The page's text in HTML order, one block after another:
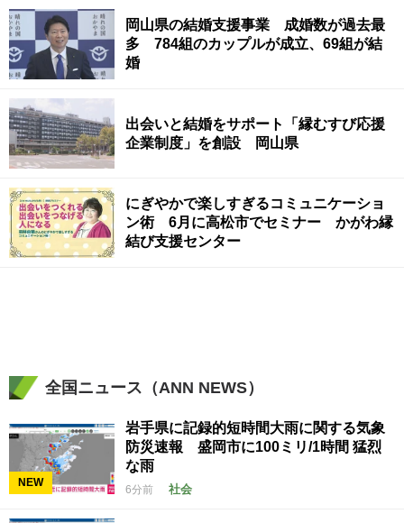
岡山県の結婚支援事業 成婚数が過去最
多 784組のカップルが成立、69組が結
婚
出会いと結婚をサポート「縁むすび応援
企業制度」を創設 岡山県
にぎやかで楽しすぎるコミュニケーショ
ン術 6月に高松市でセミナー かがわ縁
結び支援センター
全国ニュース（ANN NEWS）
NEW
岩手県に記録的短時間大雨に関する気象
防災速報 盛岡市に100ミリ/1時間 猛烈
な雨
6分前 社会